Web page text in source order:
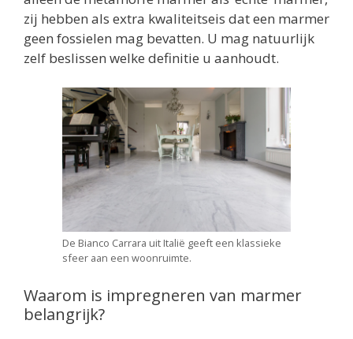
zij hebben als extra kwaliteitseis dat een marmer
geen fossielen mag bevatten. U mag natuurlijk
zelf beslissen welke definitie u aanhoudt.
De Bianco Carrara uit Italië geeft een klassieke
sfeer aan een woonruimte.
Waarom is impregneren van marmer
belangrijk?